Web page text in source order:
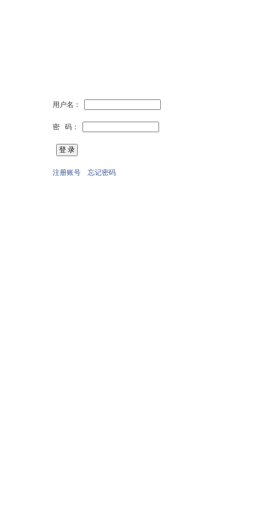
用户名：
密 码：
注册账号 忘记密码